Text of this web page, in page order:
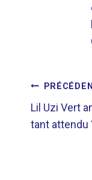
DE
Lil Uzi Vert
tant attendu